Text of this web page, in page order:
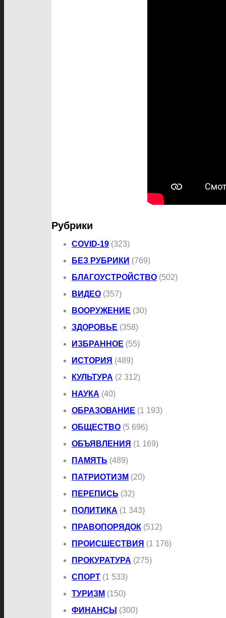
Рубрики
COVID-19 (323)
БЕЗ РУБРИКИ (769)
БЛАГОУСТРОЙСТВО (502)
ВИДЕО (357)
ВООРУЖЕНИЕ (30)
ЗДОРОВЬЕ (358)
ИЗБРАННОЕ (55)
ИСТОРИЯ (489)
КУЛЬТУРА (2 312)
НАУКА (40)
ОБРАЗОВАНИЕ (1 193)
ОБЩЕСТВО (5 696)
ОБЪЯВЛЕНИЯ (1 169)
ПАМЯТЬ (489)
ПАТРИОТИЗМ (20)
ПЕРЕПИСЬ (32)
ПОЛИТИКА (1 343)
ПРАВОПОРЯДОК (512)
ПРОИСШЕСТВИЯ (1 176)
ПРОКУРАТУРА (275)
СПОРТ (1 533)
ТУРИЗМ (150)
ФИНАНСЫ (300)